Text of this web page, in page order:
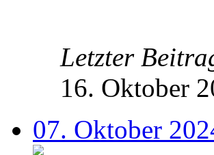
Letzter
16. Oktober
07. Oktober